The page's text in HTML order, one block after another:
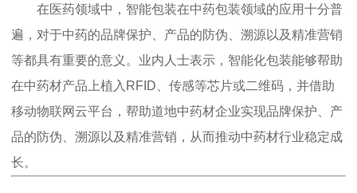
在医药领域中，智能包装在中药包装领域的应用十分普
遍，对于中药的品牌保护、产品的防伪、溯源以及精准营销
等都具有重要的意义。业内人士表示，智能化包装能够帮助
在中药材产品上植入RFID、传感等芯片或二维码，并借助
移动物联网云平台，帮助道地中药材企业实现品牌保护、产
品的防伪、溯源以及精准营销，从而推动中药材行业稳定成
长。